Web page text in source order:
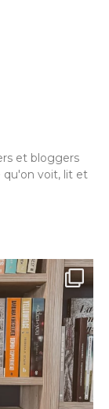
et bloggers
qu'on voit, lit et